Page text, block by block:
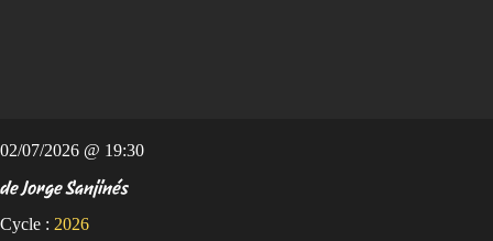
02/07/2026 @ 19:30
de Jorge Sanjinés
Cycle : 2026